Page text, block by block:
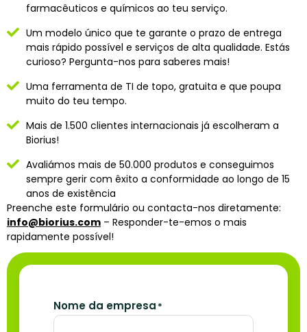
farmacêuticos e químicos ao teu serviço.
Um modelo único que te garante o prazo de entrega
mais rápido possível e serviços de alta qualidade. Estás
curioso? Pergunta-nos para saberes mais!
Uma ferramenta de TI de topo, gratuita e que poupa
muito do teu tempo.
Mais de 1.500 clientes internacionais já escolheram a
Biorius!
Avaliámos mais de 50.000 produtos e conseguimos
sempre gerir com êxito a conformidade ao longo de 15
anos de existência
Preenche este formulário ou contacta-nos diretamente:
info@biorius.com – Responder-te-emos o mais
rapidamente possível!
Nome da empresa *